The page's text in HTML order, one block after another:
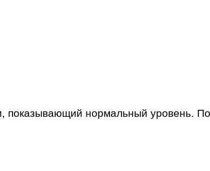
показывающий нормальный уровень.